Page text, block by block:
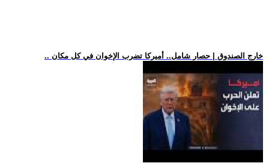
.. خارج الصندوق | حصار شامل.. أميركا تضرب الإخوان في كل مكان